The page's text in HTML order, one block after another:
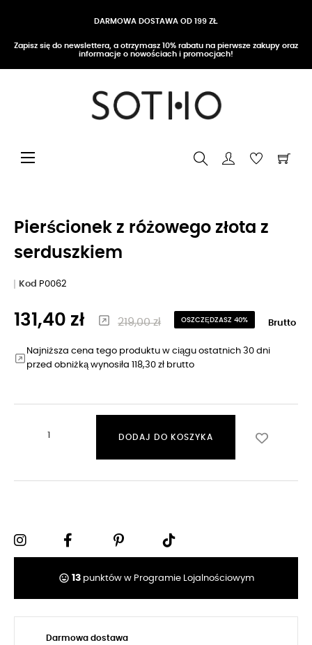
DARMOWA DOSTAWA OD 199 ZŁ
Zapisz się do newslettera, a otrzymasz 10% rabatu na pierwsze zakupy oraz
informacje o nowościach i promocjach!
Przełącz nawigację
☰
Pierścionek z różowego złota z
serduszkiem
Kod P0062
131,40 zł 219,00 zł OSZCZĘDZASZ 40% Brutto
Najniższa cena tego produktu w ciągu ostatnich 30 dni
przed obniżką wynosiła 118,30 zł brutto
DODAJ DO KOSZYKA
tag_faces 13punktów w Programie Lojalnościowym
Darmowa dostawa